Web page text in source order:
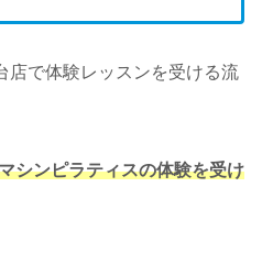
店で体験レッスンを受ける流
シンピラティスの体験を受け